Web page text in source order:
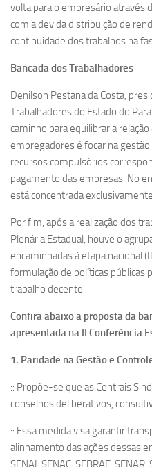
volta para o empresário através
com a devida distribuição de
continuidade dos trabalhos na
Bancada dos Trabalhadores
Denilson Pestana da Costa,
Trabalhadores do Estado do
caminho para equilibrar a
empregadores é focar na
recursos compulsórios
pagamento das empresas. No
está concentrada
Por fim, após a realização dos
Plenária Estadual, houve o
encaminhadas à etapa nacional
formulação de políticas públicas
trabalho decente.
Confira abaixo a proposta da
apresentada na II Conferência
1. Paridade na Gestão e
:: Propõe-se que as Centrais
conselhos deliberativos,
:: Essa medida visa garantir
alinhamento das ações dessas
SENAI, SENAC, SEBRAE, SENAR,